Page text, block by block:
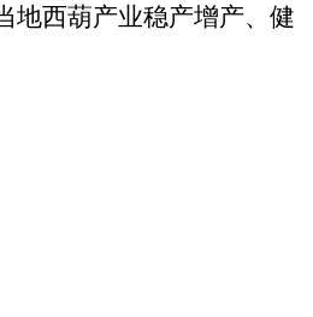
地西葫产业稳产增产、健